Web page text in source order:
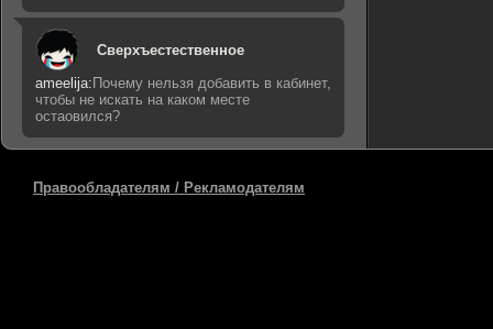
Сверхъестественное
ameelija: Почему нельзя добавить в кабинет,
чтобы не искать на каком месте
остаовился?
Правообладателям / Рекламодателям